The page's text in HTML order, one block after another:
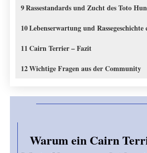
9Rassestandards und Zucht des Toto
10Lebenserwartung und Rassegeschichte
11Cairn Terrier – Fazit
12Wichtige Fragen aus der Community
Warum ein Cairn